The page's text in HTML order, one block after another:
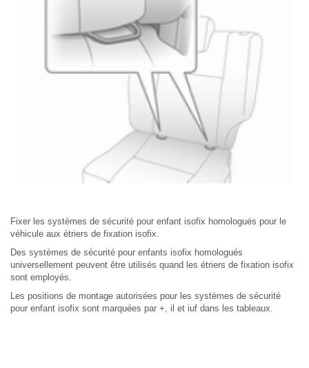
Fixer les systèmes de sécurité pour enfant isofix homologués pour le
véhicule aux étriers de fixation isofix.
Des systèmes de sécurité pour enfants isofix homologués
universellement peuvent être utilisés quand les étriers de fixation isofix
sont employés.
Les positions de montage autorisées pour les systèmes de sécurité
pour enfant isofix sont marquées par +, il et iuf dans les tableaux.